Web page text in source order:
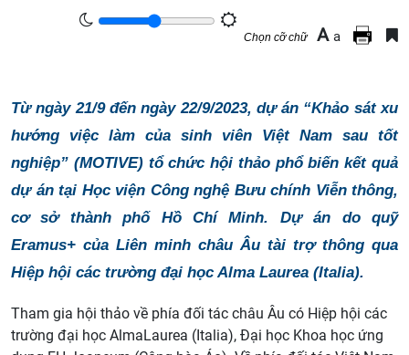
Chọn cỡ chữ A a
Từ ngày 21/9 đến ngày 22/9/2023, dự án “Khảo sát xu
hướng việc làm của sinh viên Việt Nam sau tốt
nghiệp” (MOTIVE) tổ chức hội thảo phổ biến kết quả
dự án tại Học viện Công nghệ Bưu chính Viễn thông,
cơ sở thành phố Hồ Chí Minh. Dự án do quỹ
Eramus+ của Liên minh châu Âu tài trợ thông qua
Hiệp hội các trường đại học Alma Laurea (Italia).
Tham gia hội thảo về phía đối tác châu Âu có Hiệp hội các
trường đại học AlmaLaurea (Italia), Đại học Khoa học ứng